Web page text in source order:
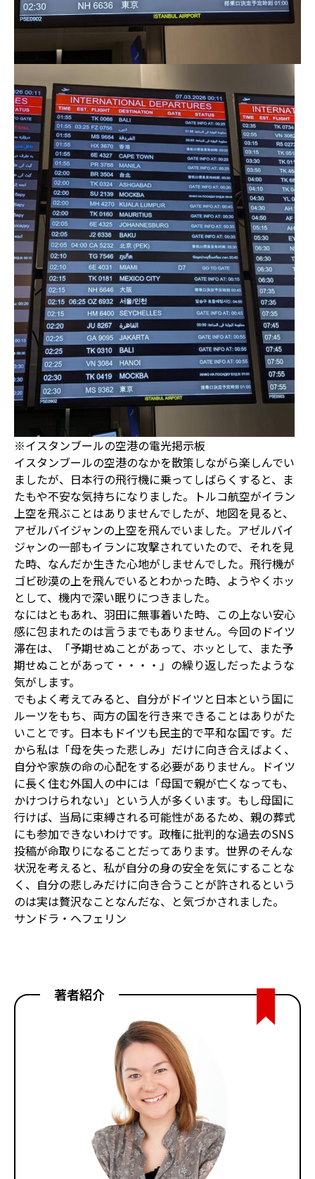
※イスタンブールの空港の電光掲示板
イスタンブールの空港のなかを散策しながら楽しんでい
ましたが、日本行の飛行機に乗ってしばらくすると、ま
たもや不安な気持ちになりました。トルコ航空がイラン
上空を飛ぶことはありませんでしたが、地図を見ると、
アゼルバイジャンの上空を飛んでいました。アゼルバイ
ジャンの一部もイランに攻撃されていたので、それを見
た時、なんだか生きた心地がしませんでした。飛行機が
ゴビ砂漠の上を飛んでいるとわかった時、ようやくホッ
として、機内で深い眠りにつきました。
なにはともあれ、羽田に無事着いた時、この上ない安心
感に包まれたのは言うまでもありません。今回のドイツ
滞在は、「予期せぬことがあって、ホッとして、また予
期せぬことがあって・・・・」の繰り返しだったような
気がします。
でもよく考えてみると、自分がドイツと日本という国に
ルーツをもち、両方の国を行き来できることはありがた
いことです。日本もドイツも民主的で平和な国です。だ
から私は「母を失った悲しみ」だけに向き合えばよく、
自分や家族の命の心配をする必要がありません。ドイツ
に長く住む外国人の中には「母国で親が亡くなっても、
かけつけられない」という人が多くいます。もし母国に
行けば、当局に束縛される可能性があるため、親の葬式
にも参加できないわけです。政権に批判的な過去のSNS
投稿が命取りになることだってあります。世界のそんな
状況を考えると、私が自分の身の安全を気にすることな
く、自分の悲しみだけに向き合うことが許されるという
のは実は贅沢なことなんだな、と気づかされました。
サンドラ・ヘフェリン
著者紹介